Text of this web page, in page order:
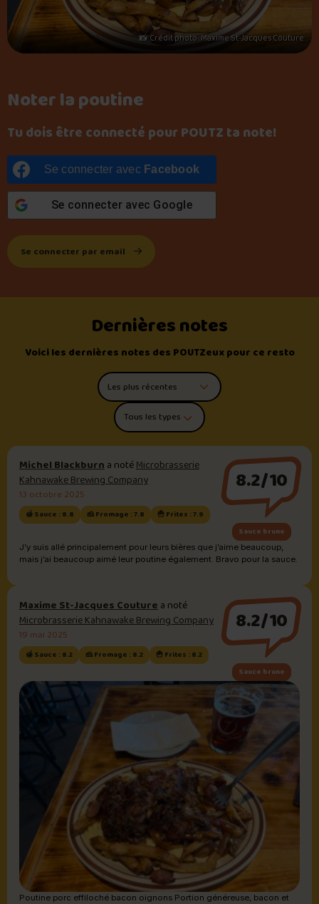
Noter la poutine
Tu dois être connecté pour POUTZ ta note!
Se connecter avec Facebook
Se connecter avec Google
Se connecter par email
📸 Crédit photo : Maxime St-Jacques Couture
Dernières notes
Voici les dernières notes des POUTZeux pour ce resto
Trier les commentaires
Filtrer par type de poutine
Michel Blackburna notéMicrobrasserie
Kahnawake Brewing Company
13 octobre 2025
🍯 Sauce : 8.8 🧀 Fromage : 7.8 🍟 Frites : 7.9
8.2/10
Sauce brune
J’y suis allé principalement pour leurs bières que j’aime beaucoup,
mais j’ai beaucoup aimé leur poutine également. Bravo pour la sauce.
Maxime St-Jacques Couturea noté
Microbrasserie Kahnawake Brewing Company
19 mai 2025
🍯 Sauce : 8.2 🧀 Fromage : 8.2 🍟 Frites : 8.2
8.2/10
Sauce brune
Poutine porc effiloché bacon oignons Portion généreuse, bacon et